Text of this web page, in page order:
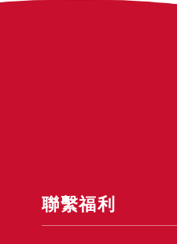
聯繫福利